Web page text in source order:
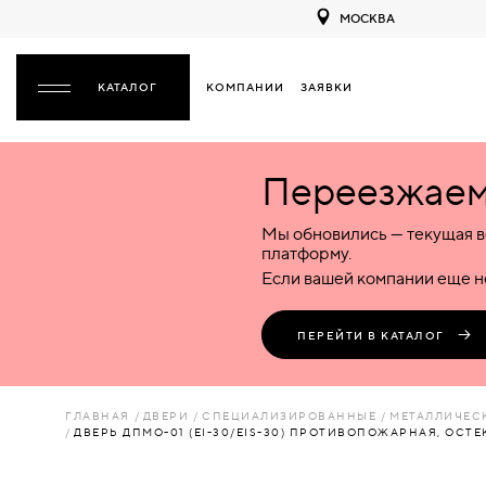
МОСКВА
КОМПАНИИ ЗАЯВКИ
НАЗАД
ПЛАСТИКОВЫЕ
ЛЮКИ
Межкомнатные
Деревянные
Пластиковые
Комбинированные
Входные
Металлические
Пластиковые
Стеклянные
Комбинированные
Специализированные
Металлические
Пластиковые
Стеклянные
Комбинированные
Мы обновились — текущая
платформу.
Если вашей компании еще
ПЕРЕЙТИ В КАТАЛОГ
ГЛАВНАЯ ДВЕРИ СПЕЦИАЛИЗИРОВАННЫЕ
ДВЕРЬ ДПМО-01 (EI-30/EIS-30) ПРОТИВОПОЖАРНАЯ,